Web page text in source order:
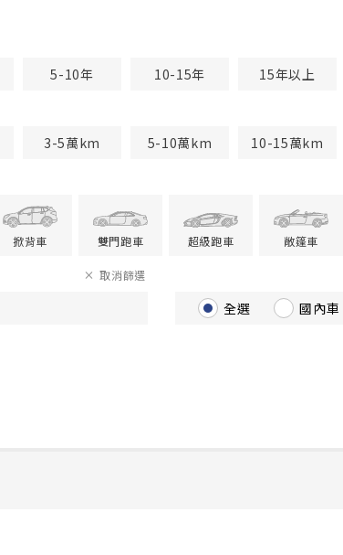
5-10年 10-15年
15年以上
3-5萬km 5-10萬km
10-15萬km
掀背車 雙門跑車 超級跑車 敞篷車
取消篩選
全選 國內車